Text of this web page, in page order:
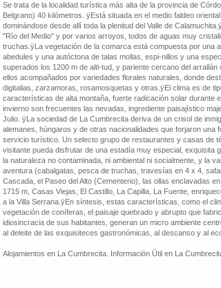
Se trata de la localidad turística más alta de la provincia de
Belgrano) 40 kilómetros. ÿEstá situada en el medio faldeo
dominándose desde allí toda la plenitud del Valle de
"Río del Medio" y por varios arroyos, todos de aguas muy
truchas.ÿLa vegetación de la comarca está compuesta por una
abedules y una autóctona de talas mollas, espi-nillos y una
superados los 1200 m de alti-tud, y pariente cercano del
ellos acompañados por variedades florales naturales, donde
digitalias, zarzamoras, rosamosquetas y otras.ÿEl clima es de
características de alta montaña, fuerte radicación solar durante
invierno son frecuentes las nevadas, ingrediente paisajístico
Julio. ÿLa sociedad de La Cumbrecita deriva de un crisol de
alemanes, húngaros y de otras nacionalidades que forjaron una
servicio turístico. Un selecto grupo de restaurantes y casas de
visitante pueda disfrutar de una estadía muy especial,
la naturaleza no contaminada, ni ambiental ni socialmente, y la
aventura (cabalgatas, pesca de truchas, travesías en 4 x 4,
Cascada, el Paseo del Alto (Cementerio), las ollas enclavadas
1715 m, Casas Viejas, El Castillo, La Capilla, La Fuente,
a la Villa Serrana.ÿEn síntesis, estas características, como el
vegetación de coníferas, el paisaje quebrado y abrupto que
idiosincracia de sus habitantes, generan un micro ambiente
al deleite de las exquisiteces gastronómicas, al descanso y al
Alojamientos en La Cumbrecita. Información Útil en La